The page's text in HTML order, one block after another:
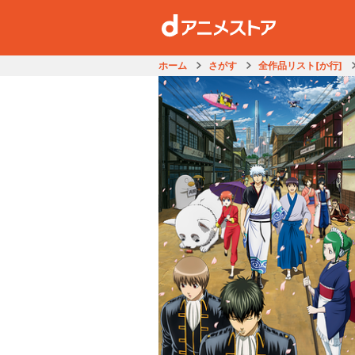
ホーム さがす 全作品リスト[か行]